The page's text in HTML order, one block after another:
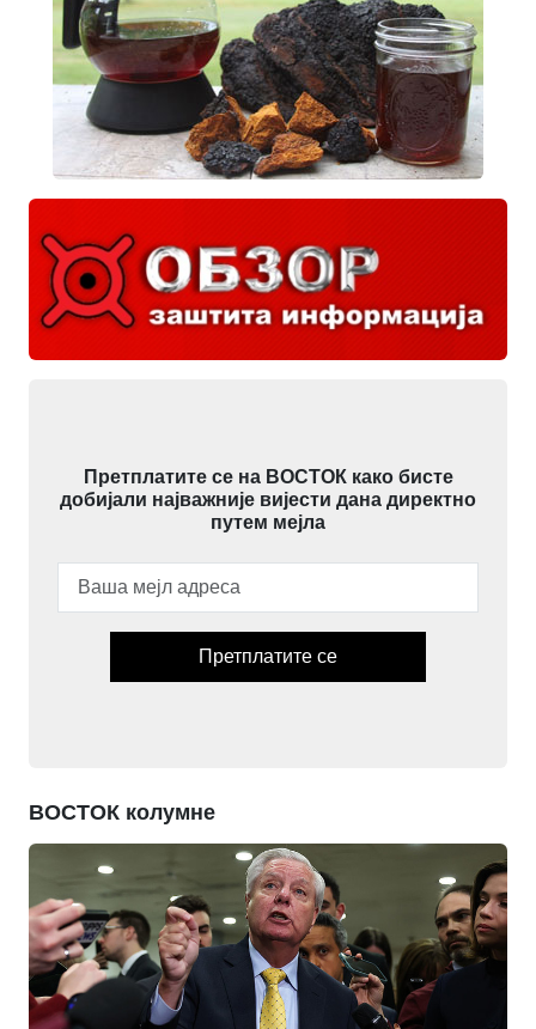
Претплатите се на ВОСТОК како бисте
добијали најважније вијести дана директно
путем мејла
Претплатите се
ВОСТОК колумне